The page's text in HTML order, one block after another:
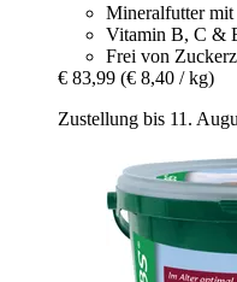
Mineralfutter
Vitamin B, C &
Frei von
€ 83,99 (€ 8,40 / kg)
Zustellung bis 11.